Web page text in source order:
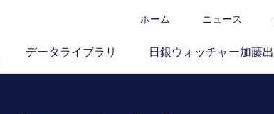
ホーム ニュース
データライブラリ 日銀ウォッチャー加藤出